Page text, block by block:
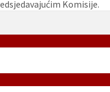
Komisije.